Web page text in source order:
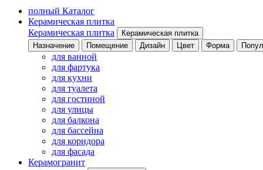
полный Каталог
Керамическая плитка
Керамическая плитка
Керамическая плитка
Назначение
Помещение Дизайн Цвет Форма
для ванной
для фартука
для кухни
для туалета
для гостиной
для улицы
для балкона
для бассейна
для коридора
для фасада
Керамогранит